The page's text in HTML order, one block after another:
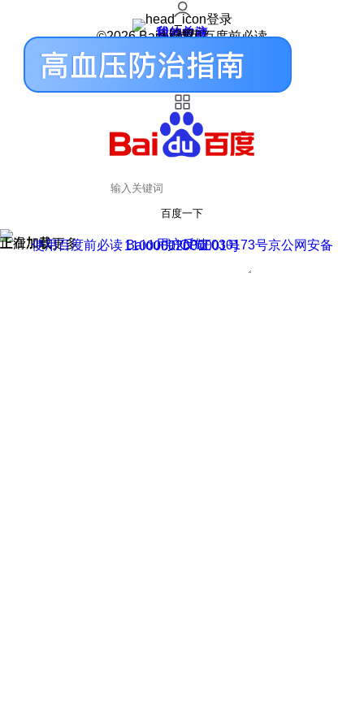
登录
我的关注
我的收藏
皮肤中心
用户反馈
设置
©2026 Baidu 使用百度前必读
百度一下
正在加载
上滑加载更多 用户反馈
使用百度前必读 Baidu 京ICP证030173号
京公网安备11000002000001号